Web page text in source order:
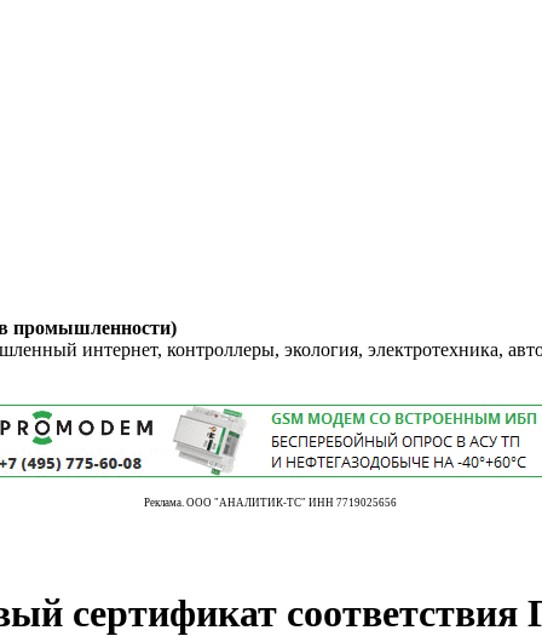
промышленности)
интернет, контроллеры, экология, электротехника,
Реклама. ООО "АНАЛИТИК-ТС" ИНН 7719025656
сертификат